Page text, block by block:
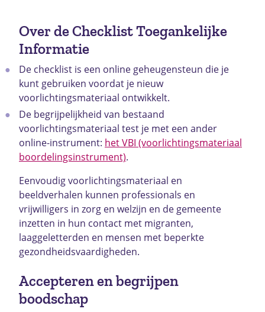
Over de Checklist Toegankelijke
Informatie
De checklist is een online geheugensteun die je
kunt gebruiken voordat je nieuw
voorlichtingsmateriaal ontwikkelt.
De begrijpelijkheid van bestaand
voorlichtingsmateriaal test je met een ander
online-instrument: het VBI (voorlichtingsmateriaal
boordelingsinstrument).
Eenvoudig voorlichtingsmateriaal en
beeldverhalen kunnen professionals en
vrijwilligers in zorg en welzijn en de gemeente
inzetten in hun contact met migranten,
laaggeletterden en mensen met beperkte
gezondheidsvaardigheden.
Accepteren en begrijpen
boodschap